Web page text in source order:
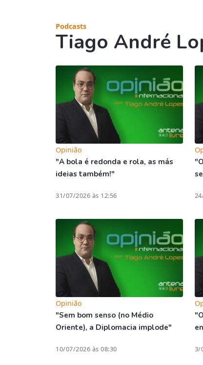
Podcasts
Tiago André
Opinião
"A bola é redonda e rola, as más
ideias também!"
31/07/2026 às 12:56
Opinião
"Sem bom senso (no Médio
Oriente), a Diplomacia implode"
10/07/2026 às 08:30 3/